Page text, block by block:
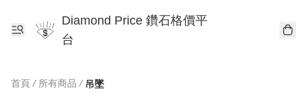
Diamond Price 鑽石格價平
台
首頁 / 所有商品 / 吊墜